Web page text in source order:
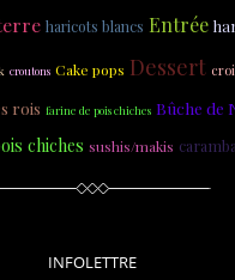
haricots blancs Entrée
croutons Cake pops Dessert
rois farine de pois chiches Bûche de
chiches sushis/makis
INFOLETTRE